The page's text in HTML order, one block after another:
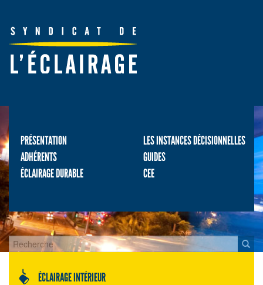
PRÉSENTATION
LES INSTANCES DÉCISIONNELLES
ADHÉRENTS
GUIDES
ÉCLAIRAGE DURABLE
CEE
ÉCLAIRAGE INTÉRIEUR